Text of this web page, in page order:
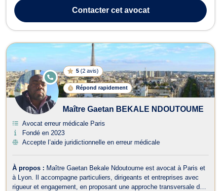
Avant de prêter serment, Me Charlotte Bultel a longuement exercé
les fonct...
Contactercet avocat
5 (2 avis)
Répond rapidement
E
N
G
N
E
Maître Gaetan BEKALE NDOUTOUME
Avocat erreur médicale Paris
Fondé en 2023
Accepte l’aide juridictionnelle en erreur médicale
À propos : Maître Gaetan Bekale Ndoutoume est avocat à Paris et
à Lyon. Il accompagne particuliers, dirigeants et entreprises avec
rigueur et engagement, en proposant une approche transversale du